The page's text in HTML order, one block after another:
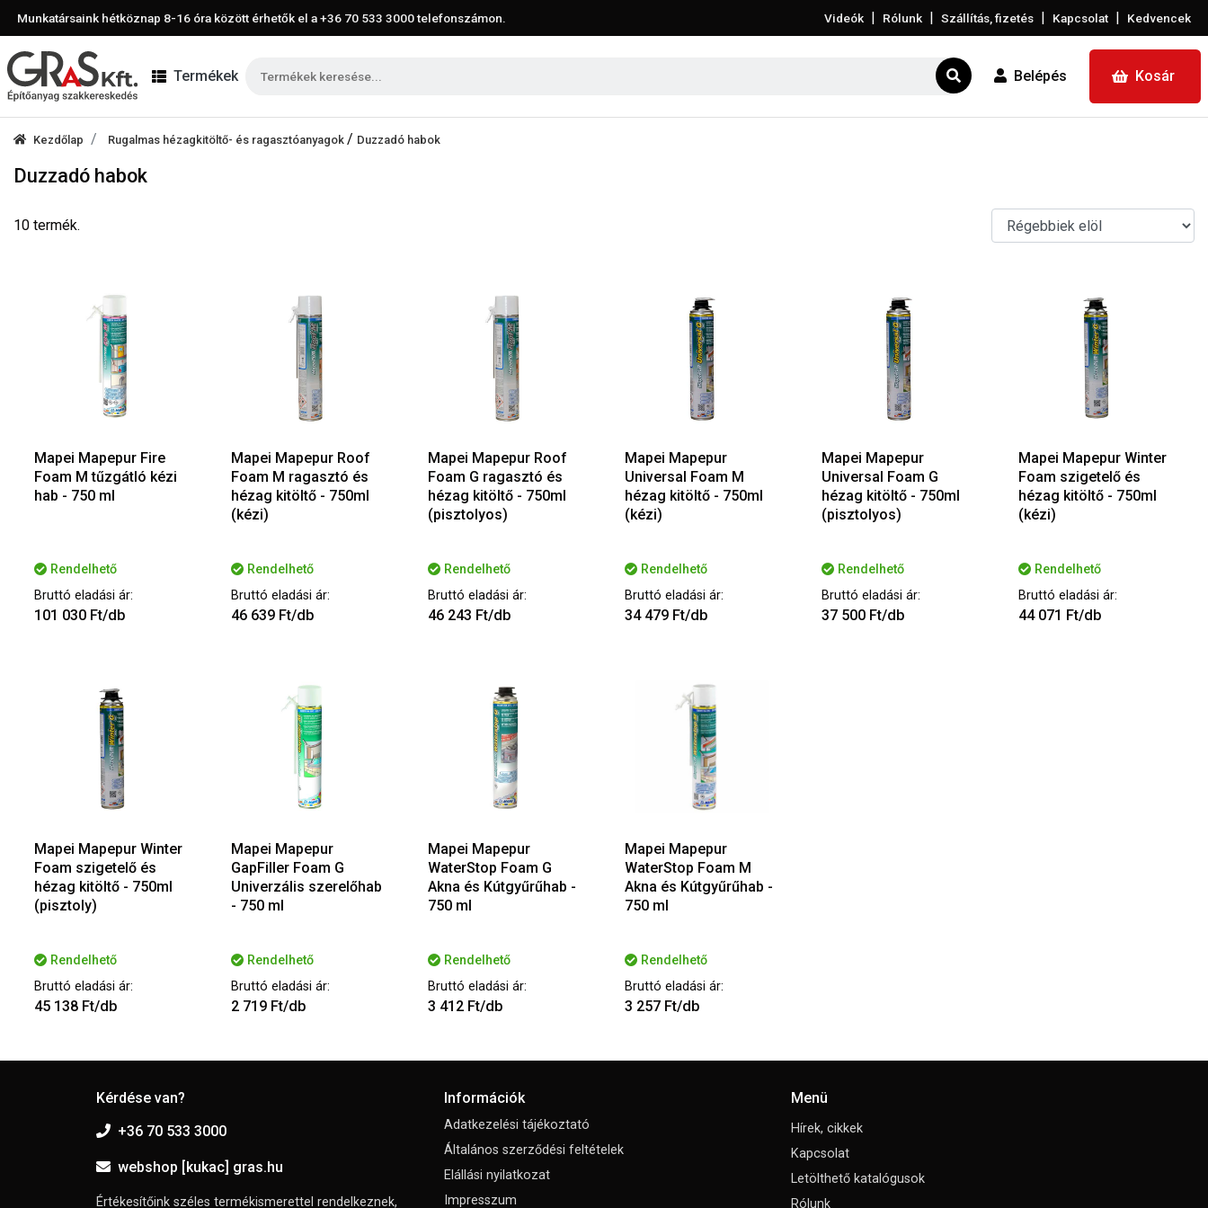
Munkatársaink hétköznap 8-16 óra között érhetők el a+36 70 533 3000telefonszámon. Videók | Rólunk | Szállítás, fizetés | Kapcsolat | Kedvencek
Termékek Belépés Kosár
Kezdőlap Rugalmas hézagkitöltő- és ragasztóanyagok / Duzzadó habok
Duzzadó habok
10 termék.
Mapei Mapepur Fire
Foam M tűzgátló kézi
hab - 750 ml
Rendelhető
Bruttó eladási ár:
101 030 Ft/db
Mapei Mapepur Roof
Foam M ragasztó és
hézag kitöltő - 750ml
(kézi)
Rendelhető
Bruttó eladási ár:
46 639 Ft/db
Mapei Mapepur Roof
Foam G ragasztó és
hézag kitöltő - 750ml
(pisztolyos)
Rendelhető
Bruttó eladási ár:
46 243 Ft/db
Mapei Mapepur
Universal Foam M
hézag kitöltő - 750ml
(kézi)
Rendelhető
Bruttó eladási ár:
34 479 Ft/db
Mapei Mapepur
Universal Foam G
hézag kitöltő - 750ml
(pisztolyos)
Rendelhető
Bruttó eladási ár:
37 500 Ft/db
Mapei Mapepur Winter
Foam szigetelő és
hézag kitöltő - 750ml
(kézi)
Rendelhető
Bruttó eladási ár:
44 071 Ft/db
Mapei Mapepur Winter
Foam szigetelő és
hézag kitöltő - 750ml
(pisztoly)
Rendelhető
Bruttó eladási ár:
45 138 Ft/db
Mapei Mapepur
GapFiller Foam G
Univerzális szerelőhab
- 750 ml
Rendelhető
Bruttó eladási ár:
2 719 Ft/db
Mapei Mapepur
WaterStop Foam G
Akna és Kútgyűrűhab -
750 ml
Rendelhető
Bruttó eladási ár:
3 412 Ft/db
Mapei Mapepur
WaterStop Foam M
Akna és Kútgyűrűhab -
750 ml
Rendelhető
Bruttó eladási ár:
3 257 Ft/db
Kérdése van?
+36 70 533 3000
webshop [kukac] gras.hu
Értékesítőink széles termékismerettel rendelkeznek,
Információk
Adatkezelési tájékoztató
Általános szerződési feltételek
Elállási nyilatkozat
Impresszum
Menü
Hírek, cikkek
Kapcsolat
Letölthető katalógusok
Rólunk